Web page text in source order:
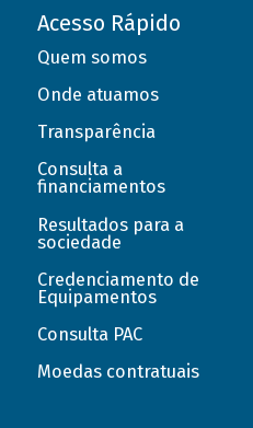
Acesso Rápido
Quem somos
Onde atuamos
Transparência
Consulta a
financiamentos
Resultados para a
sociedade
Credenciamento de
Equipamentos
Consulta PAC
Moedas contratuais